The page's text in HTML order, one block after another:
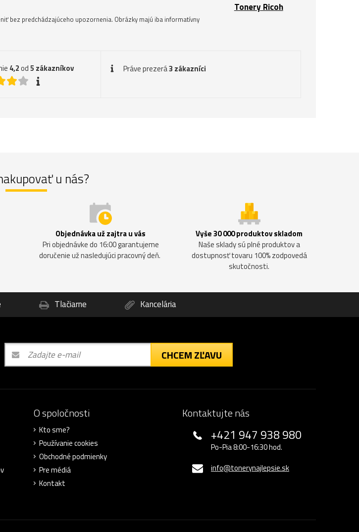
Tonery Ricoh
bez predchádzajúceho upozornenia. Obrázky majú iba informatívny
4,2od5 zákazníkov
Práve prezerá3 zákazníci
u nás?
Objednávka už zajtra u vás
Pri objednávke do 16:00 garantujeme
doručenie už nasledujúci pracovný deň.
Vyše 30 000 produktov skladom
Naše sklady sú plné produktov a
dostupnosť tovaru 100% zodpovedá
skutočnosti.
Tlačiarne Kancelária
CHCEM ZĽAVU
O spoločnosti
Kto sme?
Používanie cookies
Obchodné podmienky
Pre médiá
Kontakt
Kontaktujte nás
+421 947 938 980
Po-Pia 8:00-16:30 hod.
info@tonerynajlepsie.sk